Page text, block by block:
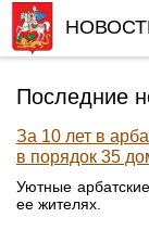
Последние
За 10 лет в
в порядок 35
Уютные
ее жителях.